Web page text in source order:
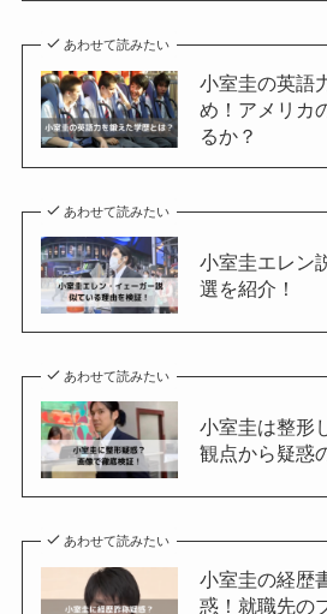
あわせて読みたい
小室圭の英語
め！アメリカ
るか？
あわせて読みたい
小室圭エレン
選を紹介！
あわせて読みたい
小室圭は整形
観点から疑惑
あわせて読みたい
小室圭の経歴
惑！就職先の